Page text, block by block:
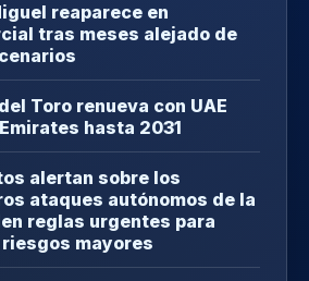
reaparece en
tras meses alejado de
Toro renueva con UAE
hasta 2031
alertan sobre los
ataques autónomos de la
reglas urgentes para
mayores